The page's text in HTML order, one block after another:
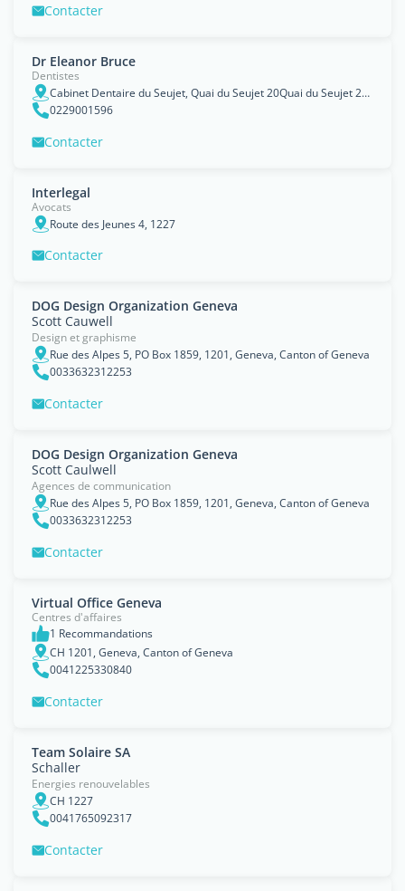
Contacter
Dr Eleanor Bruce
Dentistes
Cabinet Dentaire du Seujet, Quai du Seujet 20Quai du Seujet 20, Geneva, Canton of Geneva
0229001596
Contacter
Interlegal
Avocats
Route des Jeunes 4, 1227
Contacter
DOG Design Organization Geneva
Scott Cauwell
Design et graphisme
Rue des Alpes 5, PO Box 1859, 1201, Geneva, Canton of Geneva
0033632312253
Contacter
DOG Design Organization Geneva
Scott Caulwell
Agences de communication
Rue des Alpes 5, PO Box 1859, 1201, Geneva, Canton of Geneva
0033632312253
Contacter
Virtual Office Geneva
Centres d'affaires
1 Recommandations
CH 1201, Geneva, Canton of Geneva
0041225330840
Contacter
Team Solaire SA
Schaller
Energies renouvelables
CH 1227
0041765092317
Contacter